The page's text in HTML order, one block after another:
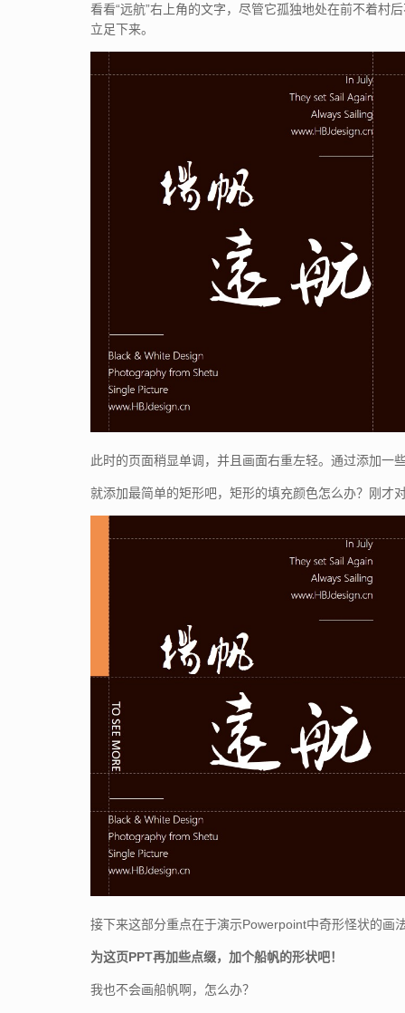
看看“远航”右上角的文字，尽管它孤独地处在前不着村
立足下来。
此时的页面稍显单调，并且画面右重左轻。通过添加一
就添加最简单的矩形吧，矩形的填充颜色怎么办？刚才
接下来这部分重点在于演示Powerpoint中奇形怪状的画
为这页PPT再加些点缀，加个船帆的形状吧！
我也不会画船帆啊，怎么办？